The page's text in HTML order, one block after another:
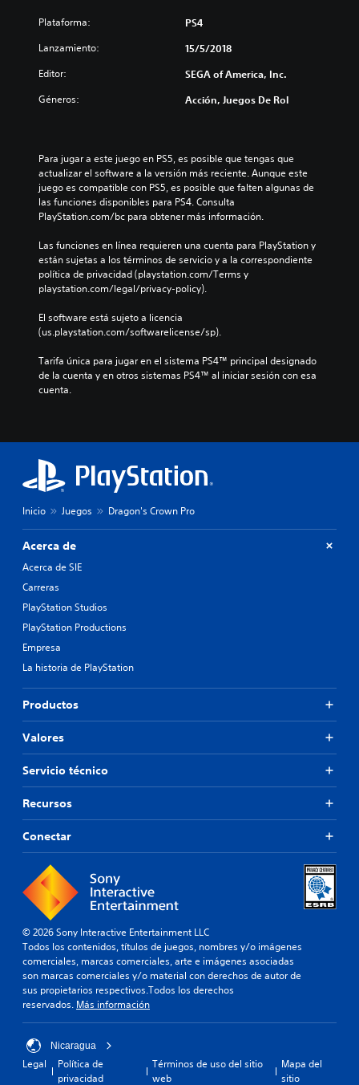
Plataforma: PS4
Lanzamiento: 15/5/2018
Editor: SEGA of America, Inc.
Géneros: Acción, Juegos De Rol
Para jugar a este juego en PS5, es posible que tengas que
actualizar el software a la versión más reciente. Aunque este
juego es compatible con PS5, es posible que falten algunas de
las funciones disponibles para PS4. Consulta
PlayStation.com/bc para obtener más información.
Las funciones en línea requieren una cuenta para PlayStation y
están sujetas a los términos de servicio y a la correspondiente
política de privacidad (playstation.com/Terms y
playstation.com/legal/privacy-policy).
El software está sujeto a licencia
(us.playstation.com/softwarelicense/sp).
Tarifa única para jugar en el sistema PS4™ principal designado
de la cuenta y en otros sistemas PS4™ al iniciar sesión con esa
cuenta.
Inicio Juegos Dragon's Crown Pro
Acerca de
Acerca de SIE
Carreras
PlayStation Studios
PlayStation Productions
Empresa
La historia de PlayStation
Productos
Valores
Servicio técnico
Recursos
Conectar
© 2026 Sony Interactive Entertainment LLC
Todos los contenidos, títulos de juegos, nombres y/o imágenes
comerciales, marcas comerciales, arte e imágenes asociadas
son marcas comerciales y/o material con derechos de autor de
sus propietarios respectivos.Todos los derechos
reservados. Más información
Nicaragua
Legal
Política de
privacidad
Términos de uso del sitio
web
Mapa del
sitio